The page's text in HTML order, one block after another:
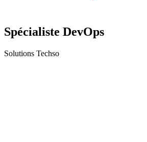
Spécialiste DevOps
Solutions Techso